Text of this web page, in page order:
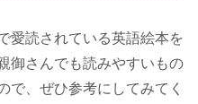
愛読されている英語絵本を
御さんでも読みやすいもの
で、ぜひ参考にしてみてく